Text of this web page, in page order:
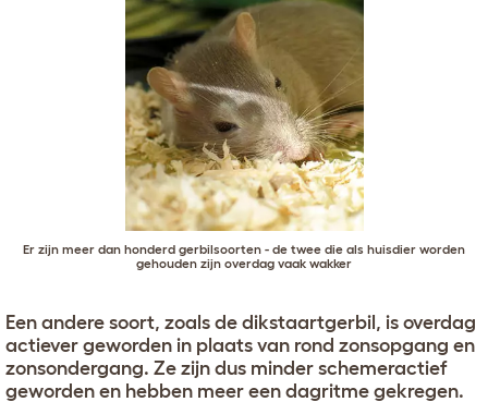
Er zijn meer dan honderd gerbilsoorten - de twee die als huisdier worden
gehouden zijn overdag vaak wakker
Een andere soort, zoals de dikstaartgerbil, is overdag
actiever geworden in plaats van rond zonsopgang en
zonsondergang. Ze zijn dus minder schemeractief
geworden en hebben meer een dagritme gekregen.